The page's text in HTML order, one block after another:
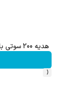
هدیه 200 سوتی با اولین خرید از گرمی،همین حالا ثبت نام کن
‹